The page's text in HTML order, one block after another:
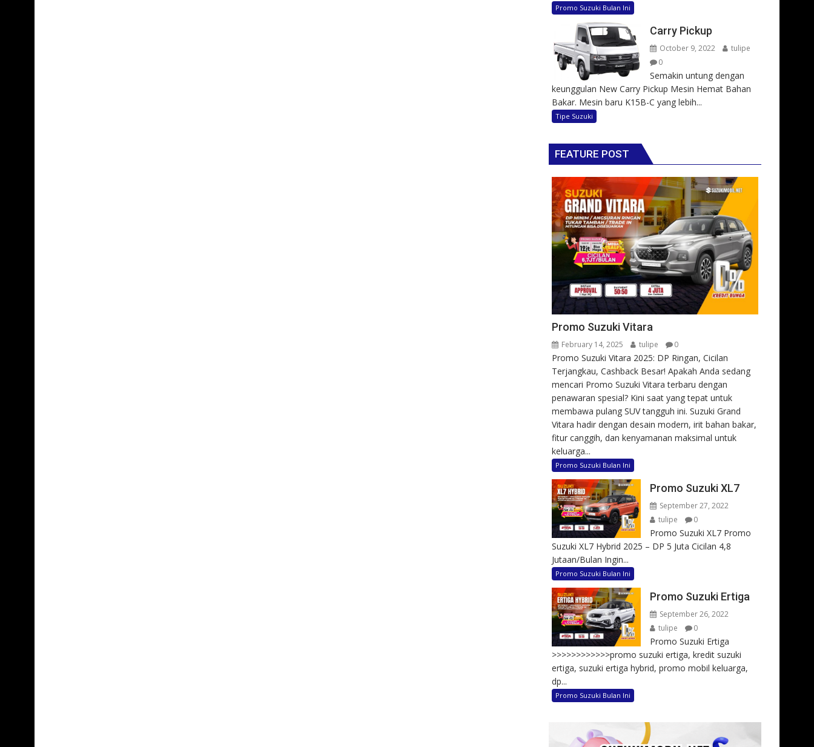
Promo Suzuki Bulan Ini
Carry Pickup
October 9, 2022
tulipe
0
Semakin untung dengan
keunggulan New Carry Pickup Mesin Hemat Bahan
Bakar. Mesin baru K15B-C yang lebih...
Tipe Suzuki
FEATURE POST
Promo Suzuki Vitara
February 14, 2025 tulipe 0
Promo Suzuki Vitara 2025: DP Ringan, Cicilan
Terjangkau, Cashback Besar! Apakah Anda sedang
mencari Promo Suzuki Vitara terbaru dengan
penawaran spesial? Kini saat yang tepat untuk
membawa pulang SUV tangguh ini. Suzuki Grand
Vitara hadir dengan desain modern, irit bahan bakar,
fitur canggih, dan kenyamanan maksimal untuk
keluarga...
Promo Suzuki Bulan Ini
Promo Suzuki XL7
September 27, 2022
tulipe
0
Promo Suzuki XL7 Promo
Suzuki XL7 Hybrid 2025 – DP 5 Juta Cicilan 4,8
Jutaan/Bulan Ingin...
Promo Suzuki Bulan Ini
Promo Suzuki Ertiga
September 26, 2022
tulipe
0
Promo Suzuki Ertiga
>>>>>>>>>>>>promo suzuki ertiga, kredit suzuki
ertiga, suzuki ertiga hybrid, promo mobil keluarga,
dp...
Promo Suzuki Bulan Ini